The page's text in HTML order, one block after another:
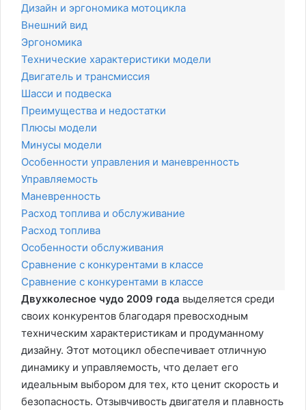
Дизайн и эргономика мотоцикла
Внешний вид
Эргономика
Технические характеристики модели
Двигатель и трансмиссия
Шасси и подвеска
Преимущества и недостатки
Плюсы модели
Минусы модели
Особенности управления и маневренность
Управляемость
Маневренность
Расход топлива и обслуживание
Расход топлива
Особенности обслуживания
Сравнение с конкурентами в классе
Сравнение с конкурентами в классе
Двухколесное чудо 2009 года выделяется среди
своих конкурентов благодаря превосходным
техническим характеристикам и продуманному
дизайну. Этот мотоцикл обеспечивает отличную
динамику и управляемость, что делает его
идеальным выбором для тех, кто ценит скорость и
безопасность. Отзывчивость двигателя и плавность